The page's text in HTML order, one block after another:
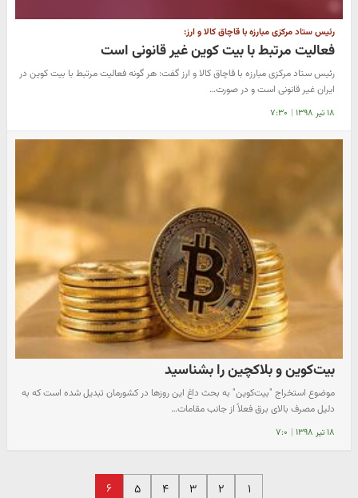
رئیس ستاد مرکزی مبارزه با قاچاق کالا و ارز:
فعالیت مرتبط با بیت کوین غیر قانونی است
رئیس ستاد مرکزی مبارزه با قاچاق کالا و ارز گفت: هر گونه فعالیت مرتبط با بیت کوین در
ایران غیر قانونی است و در صورت…
۱۸ تیر ۱۳۹۸ | ۷:۳۰
بیت‌کوین و بلاکچین را بشناسید
موضوع استخراج "بیت‌کوین" به بحث داغ این روزها در کشورمان تبدیل شده است که به
دلیل مصرف بالای برق فعلاً از جانب مقامات…
۱۸ تیر ۱۳۹۸ | ۷:۰
۱ ۲ ۳ ۴ ۵ ۶